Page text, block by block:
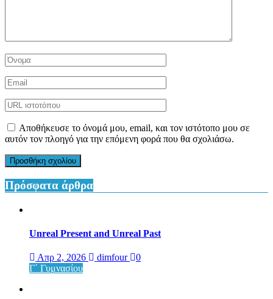
Αποθήκευσε το όνομά μου, email, και τον ιστότοπο μου σε
αυτόν τον πλοηγό για την επόμενη φορά που θα σχολιάσω.
Πρόσφατα άρθρα
Unreal Present and Unreal Past
Απρ 2, 2026 dimfour
0
Γ΄ Γυμνασίου